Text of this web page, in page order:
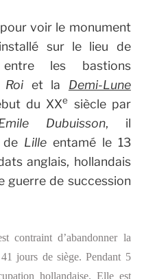
voir le monument
sur le lieu de
entre les bastions
Roi et la Demi-Lune
du XXe
siècle par
Dubuisson, il
de Lilleentamé le 13
anglais, hollandais
guerre de succession
contraint d’abandonner la
jours de siège. Pendant 5
hollandaise. Elle est